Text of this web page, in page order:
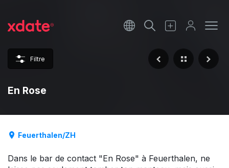
Filtre
En Rose
Feuerthalen/ZH
Dans le bar de contact "En Rose" à Feuerthalen, ne